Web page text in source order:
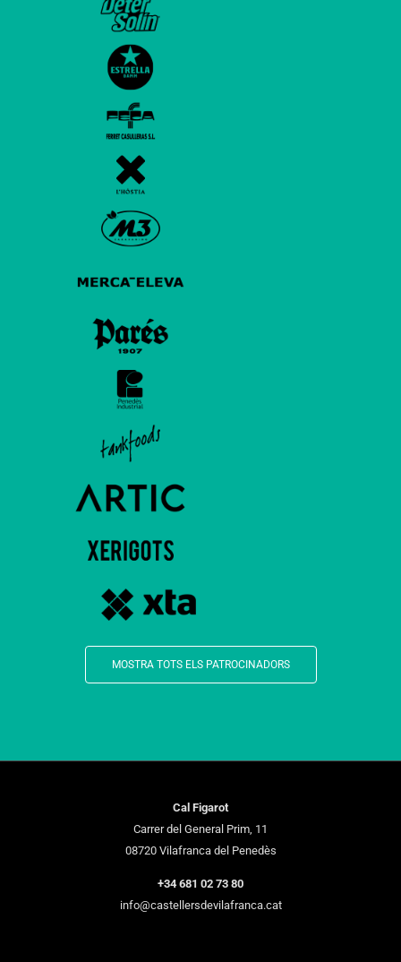
MOSTRA TOTS ELS PATROCINADORS
Cal Figarot
Carrer del General Prim, 11
08720 Vilafranca del Penedès
+34 681 02 73 80
info@castellersdevilafranca.cat